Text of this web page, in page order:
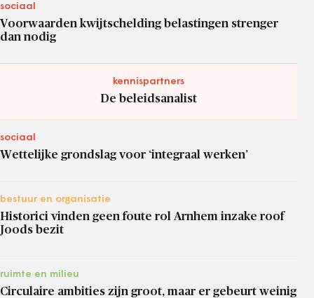
sociaal
Voorwaarden kwijtschelding belastingen strenger
dan nodig
kennispartners
De beleidsanalist
sociaal
Wettelijke grondslag voor ‘integraal werken’
bestuur en organisatie
Historici vinden geen foute rol Arnhem inzake roof
Joods bezit
ruimte en milieu
Circulaire ambities zijn groot, maar er gebeurt weinig